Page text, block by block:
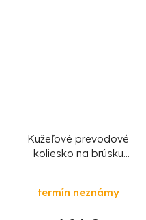
Kužeľové prevodové
koliesko na brúsku
24
termín neznámy